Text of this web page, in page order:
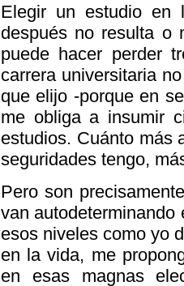
Elegir un estudio en
después no resulta o
puede hacer perder
carrera universitaria
que elijo -porque en
me obliga a insumir
estudios. Cuánto más
seguridades tengo,
Pero son
van
esos niveles como yo
en la vida, me
en esas magnas